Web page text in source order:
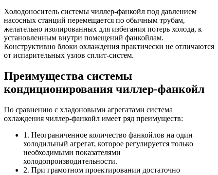
Холодоноситель системы чиллер-фанкойл под давлением
насосных станций перемещается по обычным трубам,
желательно изолированных для избегания потерь холода, к
установленным внутри помещений фанкойлам.
Конструктивно блоки охлаждения практически не отличаются
от испарительных узлов сплит-систем.
Преимущества системы
кондиционирования чиллер-фанкойл
По сравнению с хладоновыми агрегатами система
охлаждения чиллер-фанкойл имеет ряд преимуществ:
1. Неограниченное количество фанкойлов на один
холодильный агрегат, которое регулируется только
необходимыми показателями
холодопроизводительности.
2. При грамотном проектировании достаточно